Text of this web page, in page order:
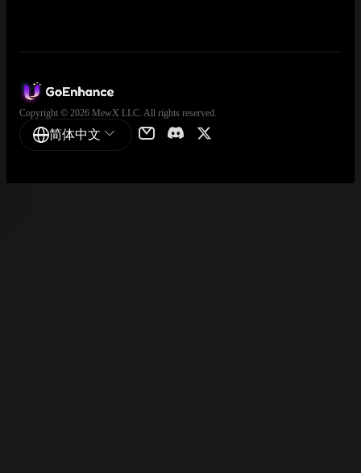
Copyright © 2026 MewX LLC. All rights reserved.
简体中文